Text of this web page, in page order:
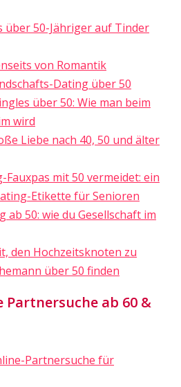
über 50-Jähriger auf Tinder
von Romantik
Dating über 50
über 50: Wie man beim
wird
Liebe nach 40, 50 und älter
Fauxpas mit 50 vermeidet: ein
Etikette für Senioren
ab 50: wie du Gesellschaft im
den Hochzeitsknoten zu
über 50 finden
ab 60 &
Partnersuche für